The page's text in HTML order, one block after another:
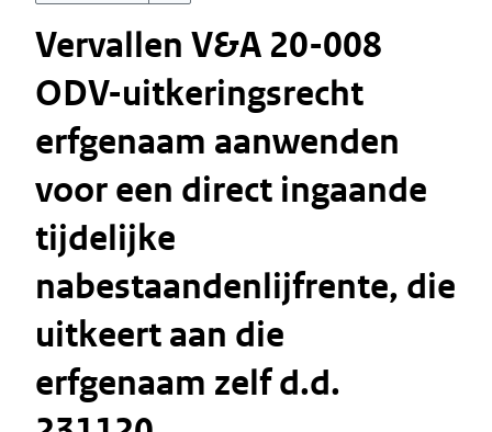
Vervallen V&A 20-008
ODV-uitkeringsrecht
erfgenaam aanwenden
voor een direct ingaande
tijdelijke
nabestaandenlijfrente, die
uitkeert aan die
erfgenaam zelf d.d.